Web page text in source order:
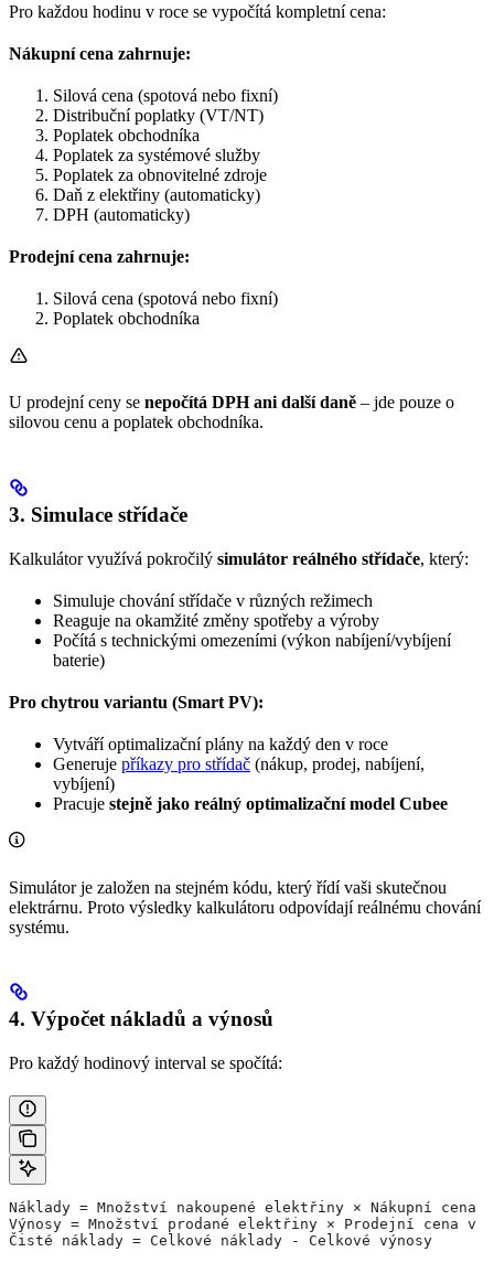
Pro každou hodinu v roce se vypočítá kompletní cena:
Nákupní cena zahrnuje:
Silová cena (spotová nebo fixní)
Distribuční poplatky (VT/NT)
Poplatek obchodníka
Poplatek za systémové služby
Poplatek za obnovitelné zdroje
Daň z elektřiny (automaticky)
DPH (automaticky)
Prodejní cena zahrnuje:
Silová cena (spotová nebo fixní)
Poplatek obchodníka
U prodejní ceny se nepočítá DPH ani další daně – jde pouze o
silovou cenu a poplatek obchodníka.
3. Simulace střídače
Kalkulátor využívá pokročilý simulátor reálného střídače, který:
Simuluje chování střídače v různých režimech
Reaguje na okamžité změny spotřeby a výroby
Počítá s technickými omezeními (výkon nabíjení/vybíjení
baterie)
Pro chytrou variantu (Smart PV):
Vytváří optimalizační plány na každý den v roce
Generuje příkazy pro střídač (nákup, prodej, nabíjení,
vybíjení)
Pracuje stejně jako reálný optimalizační model Cubee
Simulátor je založen na stejném kódu, který řídí vaši skutečnou
elektrárnu. Proto výsledky kalkulátoru odpovídají reálnému chování
systému.
4. Výpočet nákladů a výnosů
Pro každý hodinový interval se spočítá:
Náklady = Množství nakoupené elektřiny × Nákupní cena
Výnosy = Množství prodané elektřiny × Prodejní cena v
Čisté náklady = Celkové náklady - Celkové výnosy